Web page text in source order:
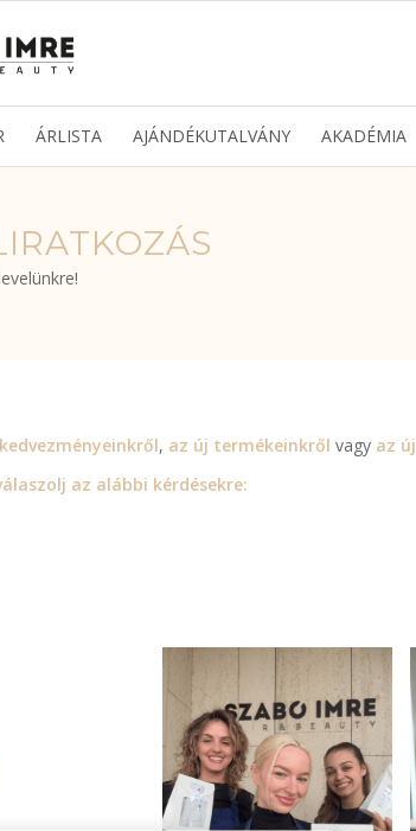
ÁRLISTA AJÁNDÉKUTALVÁNY AKADÉMIA
, az új termékeinkről vagy az új
az alábbi kérdésekre: